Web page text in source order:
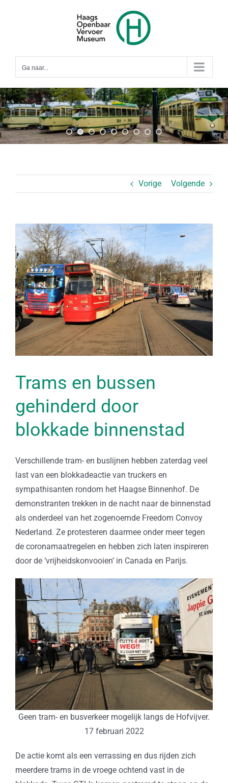
Ga naar...
Vorige Volgende
Bekijk
grotere
afbeelding
Trams en bussen
gehinderd door
blokkade binnenstad
Verschillende tram- en buslijnen hebben zaterdag veel
last van een blokkadeactie van truckers en
sympathisanten rondom het Haagse Binnenhof. De
demonstranten trekken in de nacht naar de binnenstad
als onderdeel van het zogenoemde Freedom Convoy
Nederland. Ze protesteren daarmee onder meer tegen
de coronamaatregelen en hebben zich laten inspireren
door de ‘vrijheidskonvooien’ in Canada en Parijs.
Geen tram- en busverkeer mogelijk langs de Hofvijver.
17 februari 2022
De actie komt als een verrassing en dus rijden zich
meerdere trams in de vroege ochtend vast in de